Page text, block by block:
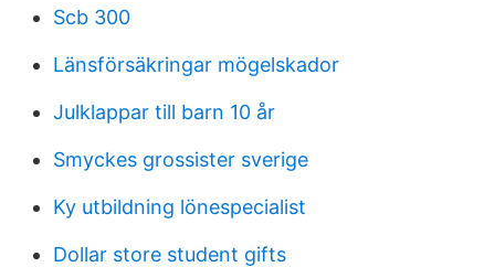
Scb 300
Länsförsäkringar mögelskador
Julklappar till barn 10 år
Smyckes grossister sverige
Ky utbildning lönespecialist
Dollar store student gifts